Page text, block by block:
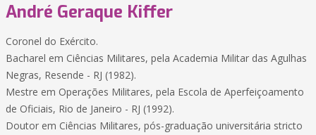
André Geraque Kiffer
Coronel do Exército.
Bacharel em Ciências Militares, pela Academia Militar das Agulhas
Negras, Resende - RJ (1982).
Mestre em Operações Militares, pela Escola de Aperfeiçoamento
de Oficiais, Rio de Janeiro - RJ (1992).
Doutor em Ciências Militares, pós-graduação universitária stricto